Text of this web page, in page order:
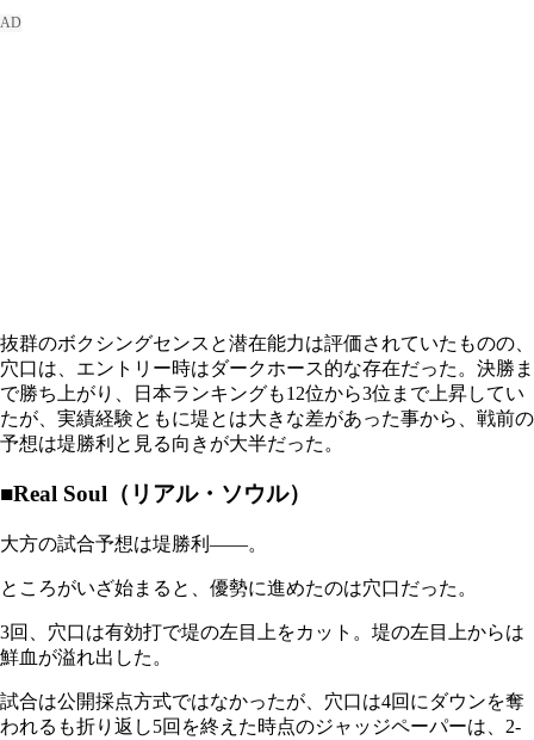
抜群のボクシングセンスと潜在能力は評価されていたものの、
穴口は、エントリー時はダークホース的な存在だった。決勝ま
で勝ち上がり、日本ランキングも12位から3位まで上昇してい
たが、実績経験ともに堤とは大きな差があった事から、戦前の
予想は堤勝利と見る向きが大半だった。
■Real Soul（リアル・ソウル）
大方の試合予想は堤勝利――。
ところがいざ始まると、優勢に進めたのは穴口だった。
3回、穴口は有効打で堤の左目上をカット。堤の左目上からは
鮮血が溢れ出した。
試合は公開採点方式ではなかったが、穴口は4回にダウンを奪
われるも折り返し5回を終えた時点のジャッジペーパーは、2-